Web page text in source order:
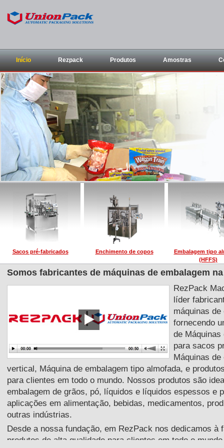
Início Rezpack Produtos Amostras
Sacos pré-fabricados Enchimento de copos
Embalagem tipo
(HFFS)
Somos fabricantes de máquinas de embalagem
RezPack
líder
máquinas de
fornecendo
de Máquinas
para sacos
Máquinas de
vertical, Máquina de embalagem tipo almofada, e
para clientes em todo o mundo. Nossos produtos são
embalagem de grãos, pó, líquidos e líquidos espessos e
aplicações em alimentação, bebidas, medicamentos,
outras indústrias.
Desde a nossa fundação, em RezPack nos dedicamos à
produtos de alta qualidade para clientes em todo o